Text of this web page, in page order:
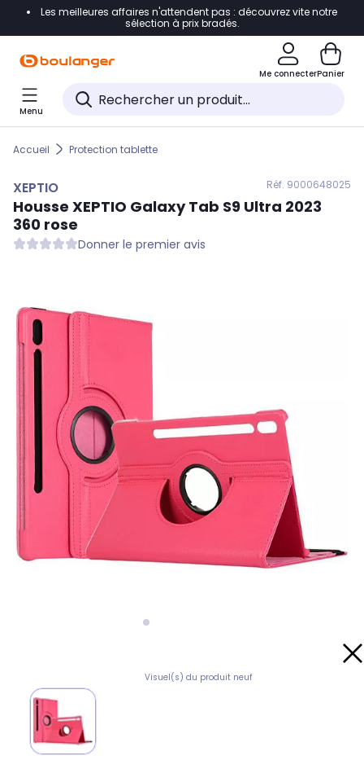
Accéder directement à la navigation
Accéder directement au pied de page
Accéder directement au chatbot
Les meilleures affaires n'attendent pas : découvrez vite notre
sélection à prix bradés.
Me connecterPanier
Menu
Accueil Protection tablette
XEPTIO Réf. 9000648025
Housse XEPTIO Galaxy Tab S9 Ultra 2023
360 rose
Donner le premier avis
Visuel(s) du produit neuf